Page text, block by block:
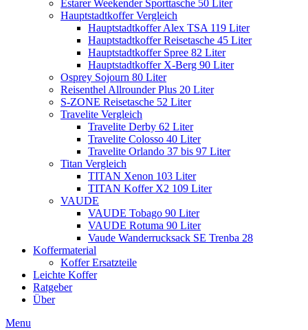
Estarer Weekender Sporttasche 50 Liter
Hauptstadtkoffer Vergleich
Hauptstadtkoffer Alex TSA 119 Liter
Hauptstadtkoffer Reisetasche 45 Liter
Hauptstadtkoffer Spree 82 Liter
Hauptstadtkoffer X-Berg 90 Liter
Osprey Sojourn 80 Liter
Reisenthel Allrounder Plus 20 Liter
S-ZONE Reisetasche 52 Liter
Travelite Vergleich
Travelite Derby 62 Liter
Travelite Colosso 40 Liter
Travelite Orlando 37 bis 97 Liter
Titan Vergleich
TITAN Xenon 103 Liter
TITAN Koffer X2 109 Liter
VAUDE
VAUDE Tobago 90 Liter
VAUDE Rotuma 90 Liter
Vaude Wanderrucksack SE Trenba 28
Koffermaterial
Koffer Ersatzteile
Leichte Koffer
Ratgeber
Über
Menu